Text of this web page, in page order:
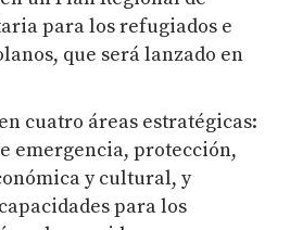
para los refugiados e
que será lanzado en
cuatro áreas estratégicas:
emergencia, protección,
y cultural, y
para los